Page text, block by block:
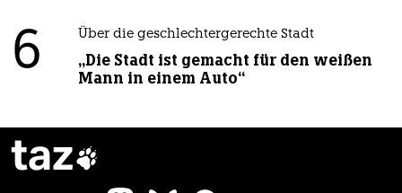
6 Über die geschlechtergerechte Stadt
„Die Stadt ist gemacht für den weißen
Mann in einem Auto“
taz